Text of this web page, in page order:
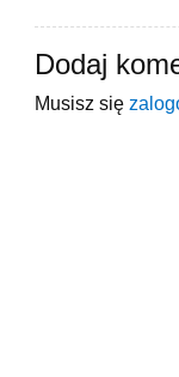
Dodaj
Musisz się